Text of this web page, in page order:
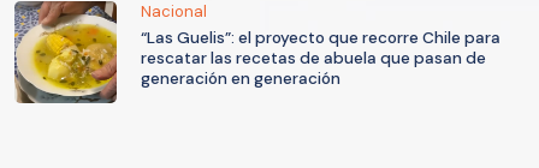
Nacional
“Las Guelis”: el proyecto que recorre Chile para
rescatar las recetas de abuela que pasan de
generación en generación